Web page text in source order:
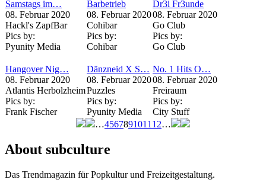
Samstags im…
08. Februar 2020
Hackl's ZapfBar
Pics by:
Pyunity Media
Barbetrieb
08. Februar 2020
Cohibar
Pics by:
Cohibar
Dr3i Fr3unde
08. Februar 2020
Go Club
Pics by:
Go Club
Hangover Nig…
08. Februar 2020
Atlantis Herbolzheim
Pics by:
Frank Fischer
Dänzneid X S…
08. Februar 2020
Puzzles
Pics by:
Pyunity Media
No. 1 Hits O…
08. Februar 2020
Freiraum
Pics by:
City Stuff
…4567891011 12…
About subculture
Das Trendmagazin für Popkultur und Freizeitgestaltung.